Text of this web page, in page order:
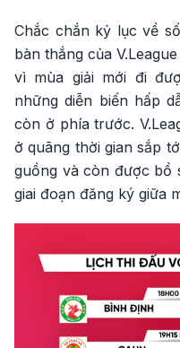
Chắc chắn kỷ lục về
bàn thắng của
vì mùa giải mới đi
những diễn biến hấp
còn ở phía trước.
ở quãng thời gian sắp
guồng và còn được bổ
giai đoạn đăng ký giữa